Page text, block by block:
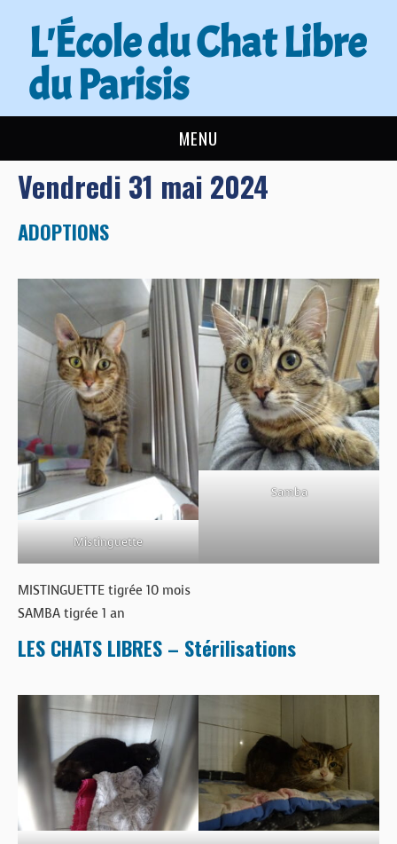
L'École du Chat Libre
du Parisis
MENU
L’ÉCOLE DU CHAT
ACTUALITÉS
ADOPTER
NOUS AIDER
CONTACT
BOUTIQUE
FORUM
Vendredi 31 mai 2024
ADOPTIONS
Mistinguette
Samba
MISTINGUETTE tigrée 10 mois
SAMBA tigrée 1 an
LES CHATS LIBRES – Stérilisations